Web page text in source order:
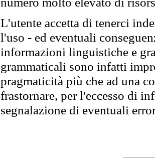
numero molto elevato di
L'utente accetta di tenerci
l'uso - ed eventuali
informazioni linguistiche e
grammaticali sono infatti
pragmaticità più che ad una
frastornare, per l'eccesso di
segnalazione di eventuali